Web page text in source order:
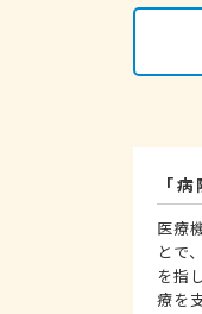
「
医療
とで
を指
療を